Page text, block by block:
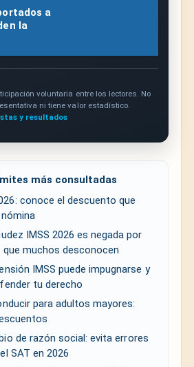
a
la
voluntaria entre los lectores. No
ni tiene valor estadístico.
y resultados
más consultadas
conoce el descuento que
IMSS 2026 es negada por
muchos desconocen
IMSS puede impugnarse y
tu derecho
para adultos mayores:
de razón social: evita errores
SAT en 2026